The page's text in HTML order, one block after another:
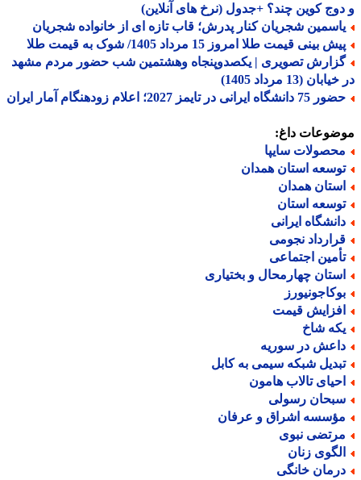
کوین چند؟ +جدول (نرخ های آنلاین)
شجریان کنار پدرش؛ قاب تازه ای از خانواده شجریان
بینی قیمت طلا امروز 15 مرداد 1405/ شوک به قیمت طلا
تصویری | یکصدوپنجاه وهشتمین شب حضور مردم مشهد
(13 مرداد 1405)
ایرانی در تایمز 2027؛ اعلام زودهنگام آمار ایران
داغ:
سایپا
استان همدان
همدان
استان
ایرانی
نجومی
اجتماعی
چهارمحال و بختیاری
قیمت
شاخ
در سوریه
شبکه سیمی به کابل
تالاب هامون
رسولی
اشراق و عرفان
نبوی
زنان
خانگی